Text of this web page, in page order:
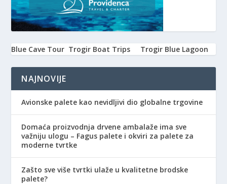
Blue Cave Tour Trogir Boat Trips Trogir Blue Lagoon
NAJNOVIJE
Avionske palete kao nevidljivi dio globalne trgovine
Domaća proizvodnja drvene ambalaže ima sve
važniju ulogu – Fagus palete i okviri za palete za
moderne tvrtke
Zašto sve više tvrtki ulaže u kvalitetne brodske
palete?